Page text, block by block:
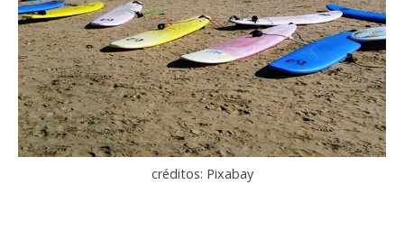
créditos: Pixabay